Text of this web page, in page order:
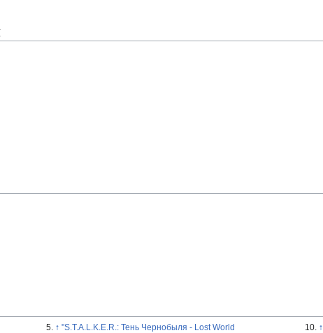
↑ "S.T.A.L.K.E.R.: Тень Чернобыля - Lost World ↑